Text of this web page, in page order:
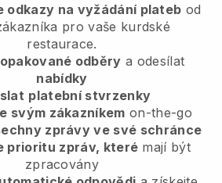
odkazy na vyžádání plateb od
pro vaše kurdské
restaurace.
opakované odběry a odesílat
nabídky
platební stvrzenky
svým zákazníkem on-the-go
zprávy ve své schránce
prioritu zpráv, které mají být
zpracovány